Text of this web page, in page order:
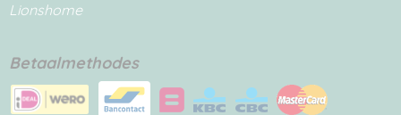
Lionshome
Betaalmethodes